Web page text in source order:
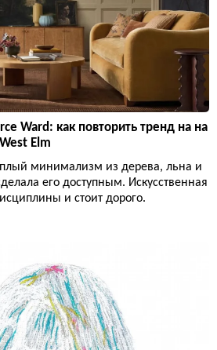
Ward: как повторить тренд на на
Elm
минимализм из дерева, льна и
его доступным. Искусственная
и стоит дорого.